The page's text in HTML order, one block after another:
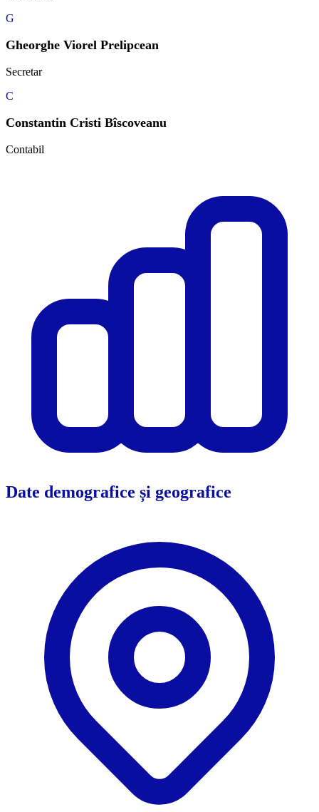
G
Gheorghe Viorel Prelipcean
Secretar
C
Constantin Cristi Bîscoveanu
Contabil
Date demografice și geografice